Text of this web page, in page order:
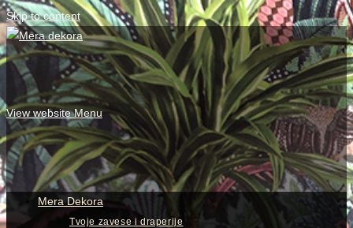
Skip to content
View website Menu
Mera Dekora
Tvoje zavese i draperije